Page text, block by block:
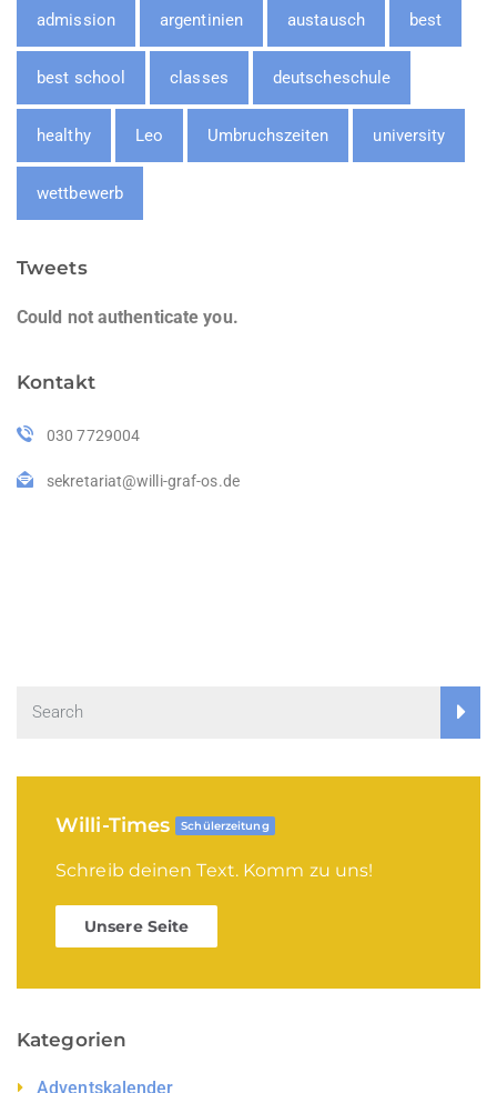
admission argentinien austausch best
best school classes deutscheschule
healthy Leo Umbruchszeiten university
wettbewerb
Tweets
Could not authenticate you.
Kontakt
030 7729004
sekretariat@willi-graf-os.de
Willi-Times Schülerzeitung
Schreib deinen Text. Komm zu uns!
Unsere Seite
Kategorien
Adventskalender